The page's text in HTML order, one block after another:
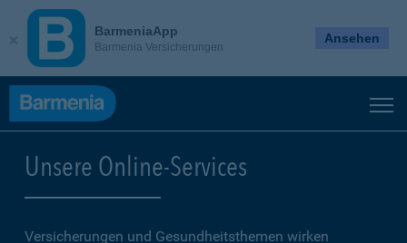
Unsere Online-Services
Versicherungen und Gesundheitsthemen wirken
BarmeniaApp
Barmenia Versicherungen
Ansehen